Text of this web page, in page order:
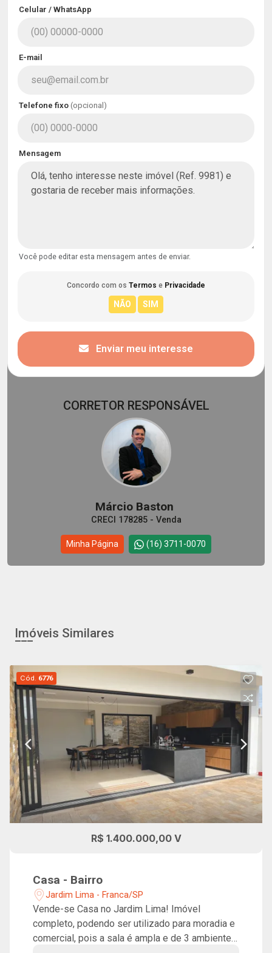
Celular / WhatsApp
E-mail
Telefone fixo (opcional)
Mensagem
Você pode editar esta mensagem antes de enviar.
Concordo com os Termos e Privacidade
Enviar meu interesse
CORRETOR RESPONSÁVEL
Márcio Baston
CRECI 178285 - Venda
Minha Página (16) 3711-0070
Imóveis Similares
Cód. 6776
R$ 1.400.000,00 V
Casa - Bairro
Jardim Lima - Franca/SP
Vende-se Casa no Jardim Lima! Imóvel
completo, podendo ser utilizado para moradia e
comercial, pois a sala é ampla e de 3 ambientes.